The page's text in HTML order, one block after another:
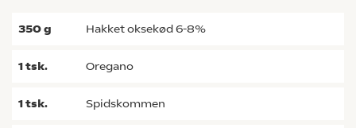
350g hakket oksekød 6-8%
1tsk. oregano
1tsk. spidskommen